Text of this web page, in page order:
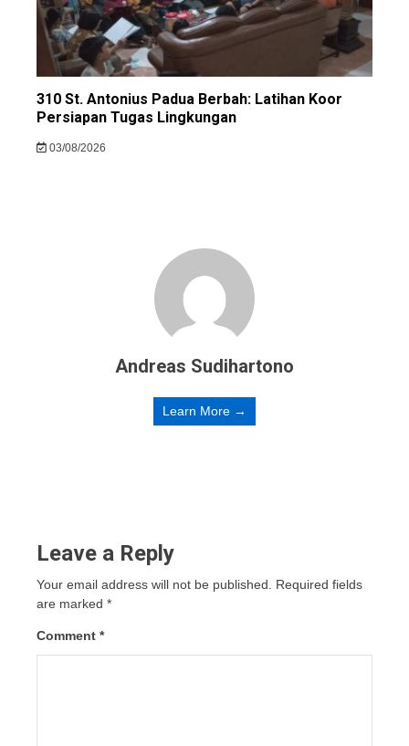
310 St. Antonius Padua Berbah: Latihan Koor
Persiapan Tugas Lingkungan
03/08/2026
Andreas Sudihartono
Learn More →
Leave a Reply
Your email address will not be published. Required fields
are marked *
Comment *